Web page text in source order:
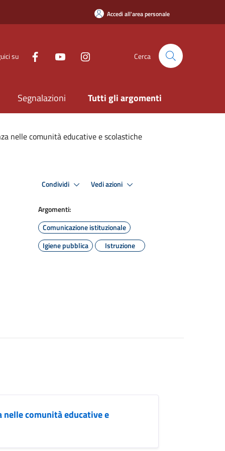
Accedi all'area personale
su Cerca
Segnalazioni Tutti gli argomenti
nelle comunità educative e scolastiche
Condividi Vedi azioni
Argomenti:
Comunicazione istituzionale
Igiene pubblica
Istruzione
comunità educative e